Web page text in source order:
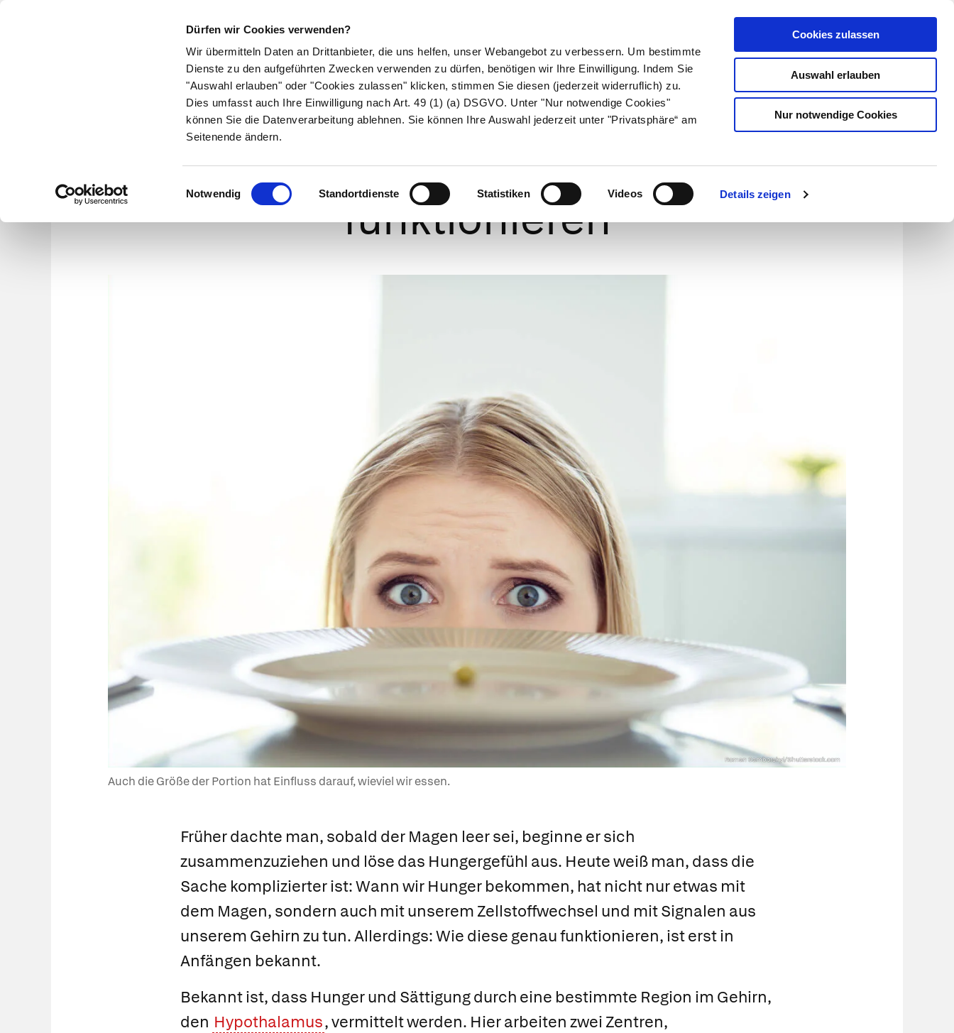
Dürfen wir Cookies verwenden?
Wir übermitteln Daten an Drittanbieter, die uns helfen, unser Webangebot zu verbessern. Um bestimmte
Dienste zu den aufgeführten Zwecken verwenden zu dürfen, benötigen wir Ihre Einwilligung. Indem Sie
"Auswahl erlauben" oder "Cookies zulassen" klicken, stimmen Sie diesen (jederzeit widerruflich) zu.
Dies umfasst auch Ihre Einwilligung nach Art. 49 (1) (a) DSGVO. Unter "Nur notwendige Cookies"
können Sie die Datenverarbeitung ablehnen. Sie können Ihre Auswahl jederzeit unter "Privatsphäre“ am
Seitenende ändern.
Einwilligungsauswahl
Notwendig Standortdienste Statistiken Videos Details zeigen
Cookies zulassen
Auswahl erlauben
Nur notwendige Cookies
Kundenlogin
Suche
Symptome Therapie Medikamente Naturheilkunde Eltern & Kind Gesund leben Über uns
Wie Hunger und Sättigung
funktionieren
Roman Samborskyi/Shutterstock.com
Auch die Größe der Portion hat Einfluss darauf, wieviel wir essen.
Früher dachte man, sobald der Magen leer sei, beginne er sich
zusammenzuziehen und löse das Hungergefühl aus. Heute weiß man, dass die
Sache komplizierter ist: Wann wir Hunger bekommen, hat nicht nur etwas mit
dem Magen, sondern auch mit unserem Zellstoffwechsel und mit Signalen aus
unserem Gehirn zu tun. Allerdings: Wie diese genau funktionieren, ist erst in
Anfängen bekannt.
Bekannt ist, dass Hungerund Sättigungdurch eine bestimmte Region im Gehirn,
den Hypothalamus, vermittelt werden. Hier arbeiten zwei Zentren,